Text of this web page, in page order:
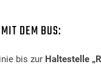
DEM BUS:
bis zur Haltestelle